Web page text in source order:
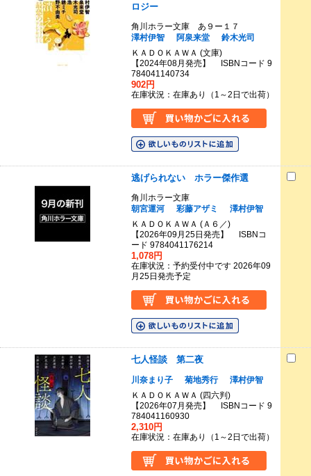
ロジー
角川ホラー文庫 あ９ー１７
澤村伊智
阿泉来堂
鈴木光司
ＫＡＤＯＫＡＷＡ (文庫)
【2024年08月発売】 ISBNコード 9
784041140734
902円
在庫状況：在庫あり（1～2日で出荷）
逃げられない ホラー傑作選
角川ホラー文庫
朝宮運河
彩藤アザミ
澤村伊智
ＫＡＤＯＫＡＷＡ (Ａ６／)
【2026年09月25日発売】 ISBNコ
ード 9784041176214
1,078円
在庫状況：予約受付中です 2026年09
月25日発売予定
七人怪談 第二夜
川奈まり子 菊地秀行
澤村伊智
ＫＡＤＯＫＡＷＡ (四六判)
【2026年07月発売】 ISBNコード 9
784041160930
2,310円
在庫状況：在庫あり（1～2日で出荷）